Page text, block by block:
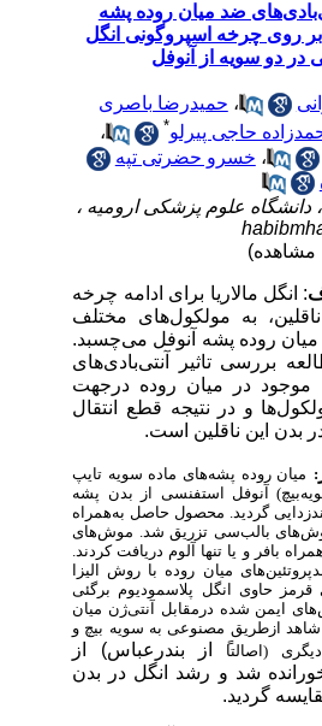
ضد میان روده پشه
روی چرخه اسپروگونی انگل
در دو سویه از آنوفل
،حمیدرضا باصری
حاجی پیرلو*
،
،خسرو حضرتی تپه
علوم پزشکی ارومیه ،
: انگل مالاریا برای ادامه چرخه
به مولکول‌های مختلف
روده پشه آنوفل می‌چسبد.
بررسی تاثیر آنتی‌بادی‌های
در میان روده درجهت
و در نتیجه قطع انتقال
بدن این ناقلین است.
میان روده پشه‌های ماده سویه تایپ
آنوفل استفنسی از بدن پشه
گردید. محصول حاصل به‌همراه
بالب‌سی تزریق شد. موش‌های
بافر و یا تنها آلوم دریافت کردند.
میان روده با روش الیزا
حاوی انگل پلاسمودیوم برگئی
ایمن شده درمقابل آنتی‌ژن میان
ازطریق مصنوعی به سویه بیچ و
(اصالتااز بندرعباس) از
شد و رشد انگل در بدن
گردید.